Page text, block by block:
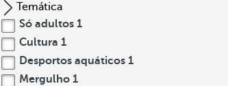
Temática
Só adultos 1
Cultura 1
Desportos aquáticos 1
Mergulho 1